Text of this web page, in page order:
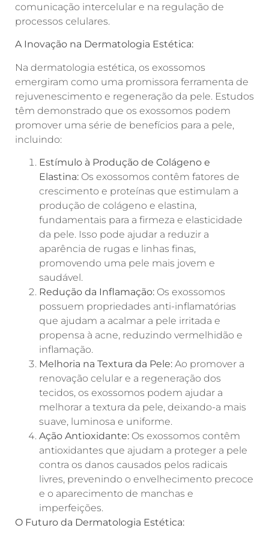
comunicação intercelular e na regulação de
processos celulares.
A Inovação na Dermatologia Estética:
Na dermatologia estética, os exossomos
emergiram como uma promissora ferramenta de
rejuvenescimento e regeneração da pele. Estudos
têm demonstrado que os exossomos podem
promover uma série de benefícios para a pele,
incluindo:
Estímulo à Produção de Colágeno e
Elastina: Os exossomos contêm fatores de
crescimento e proteínas que estimulam a
produção de colágeno e elastina,
fundamentais para a firmeza e elasticidade
da pele. Isso pode ajudar a reduzir a
aparência de rugas e linhas finas,
promovendo uma pele mais jovem e
saudável.
Redução da Inflamação: Os exossomos
possuem propriedades anti-inflamatórias
que ajudam a acalmar a pele irritada e
propensa à acne, reduzindo vermelhidão e
inflamação.
Melhoria na Textura da Pele: Ao promover a
renovação celular e a regeneração dos
tecidos, os exossomos podem ajudar a
melhorar a textura da pele, deixando-a mais
suave, luminosa e uniforme.
Ação Antioxidante: Os exossomos contêm
antioxidantes que ajudam a proteger a pele
contra os danos causados pelos radicais
livres, prevenindo o envelhecimento precoce
e o aparecimento de manchas e
imperfeições.
O Futuro da Dermatologia Estética: